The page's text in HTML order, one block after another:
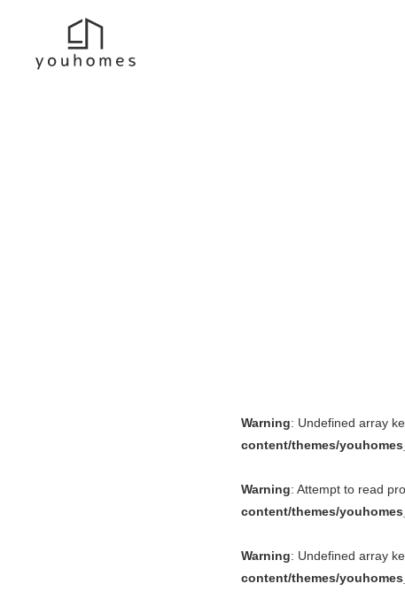
Warning: Undefined array
content/themes/
Warning: Attempt to read
content/themes/
Warning: Undefined array
content/themes/